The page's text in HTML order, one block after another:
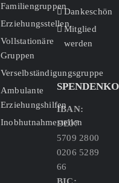
Familiengruppen
Erziehungsstellen
Vollstationäre
Gruppen
Verselbständigungsgruppe
Ambulante
Erziehungshilfen
Inobhutnahmestellen
Dankeschön
Mitglied
werden
IBAN:
DE07
5709 2800
0206 5289
66